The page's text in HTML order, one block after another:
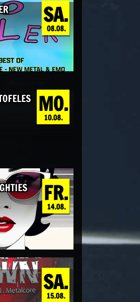
SA.
08.08.
MO.
10.08.
FR.
14.08.
SA.
15.08.